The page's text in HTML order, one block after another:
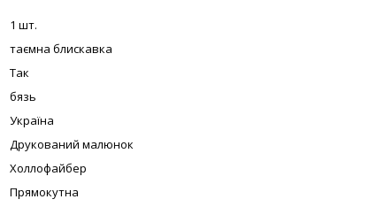
1 шт.
таємна блискавка
Так
бязь
Україна
Друкований малюнок
Холлофайбер
Прямокутна